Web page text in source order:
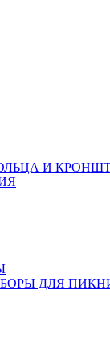
И
ДЛЯ